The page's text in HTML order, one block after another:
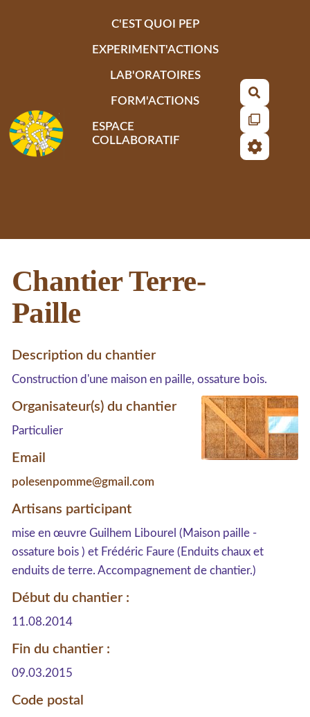
C'EST QUOI PEP
EXPERIMENT'ACTIONS
LAB'ORATOIRES
FORM'ACTIONS
ESPACE
COLLABORATIF
Chantier Terre-
Paille
Description du chantier
Construction d'une maison en paille, ossature bois.
Organisateur(s) du chantier
Particulier
Email
polesenpomme@gmail.com
Artisans participant
mise en œuvre Guilhem Libourel (Maison paille -
ossature bois ) et Frédéric Faure (Enduits chaux et
enduits de terre. Accompagnement de chantier.)
Début du chantier :
11.08.2014
Fin du chantier :
09.03.2015
Code postal